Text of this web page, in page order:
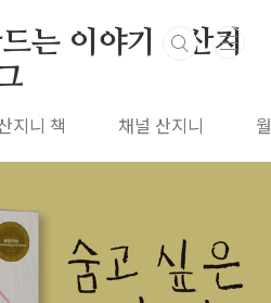
는 이야기 : 산지
지니 책 채널 산지니